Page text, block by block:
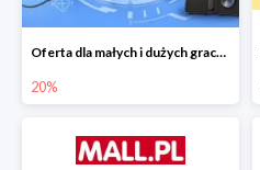
Oferta dla małych i dużych graczy w Mall.pl do -20%
20%